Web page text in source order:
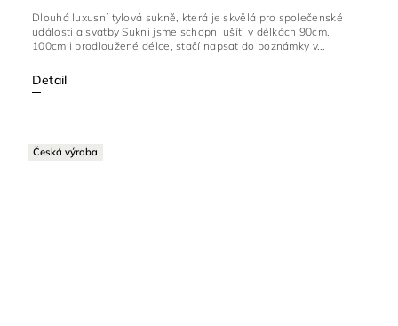
Detail
Dlouhá luxusní tylová sukně, která je skvělá pro společenské
události a svatby Sukni jsme schopni ušíti v délkách 90cm,
100cm i prodloužené délce, stačí napsat do poznámky v...
Česká výroba